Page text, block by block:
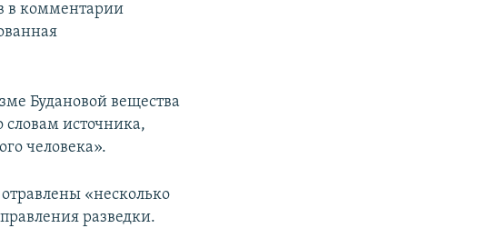
в комментарии
Будановой вещества
источника,
человека».
«несколько
разведки.